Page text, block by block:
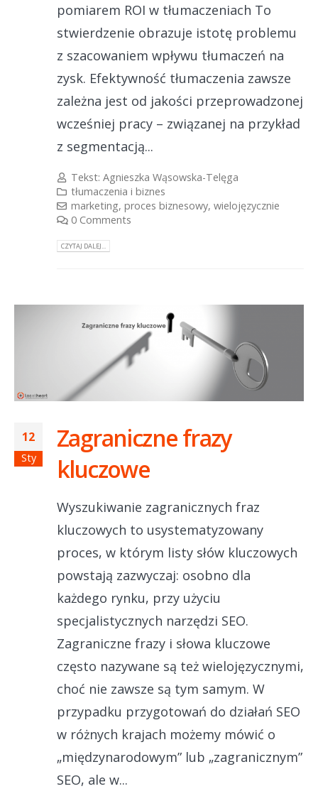
pomiarem ROI w tłumaczeniach To
stwierdzenie obrazuje istotę problemu
z szacowaniem wpływu tłumaczeń na
zysk. Efektywność tłumaczenia zawsze
zależna jest od jakości przeprowadzonej
wcześniej pracy – związanej na przykład
z segmentacją...
Tekst:Agnieszka Wąsowska-Telęga
tłumaczenia i biznes
marketing,proces biznesowy,wielojęzycznie
0 Comments
CZYTAJ DALEJ...
12
Sty
Zagraniczne frazy
kluczowe
Wyszukiwanie zagranicznych fraz
kluczowych to usystematyzowany
proces, w którym listy słów kluczowych
powstają zazwyczaj: osobno dla
każdego rynku, przy użyciu
specjalistycznych narzędzi SEO.
Zagraniczne frazy i słowa kluczowe
często nazywane są też wielojęzycznymi,
choć nie zawsze są tym samym. W
przypadku przygotowań do działań SEO
w różnych krajach możemy mówić o
„międzynarodowym” lub „zagranicznym”
SEO, ale w...